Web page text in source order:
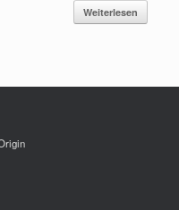
Weiterlesen